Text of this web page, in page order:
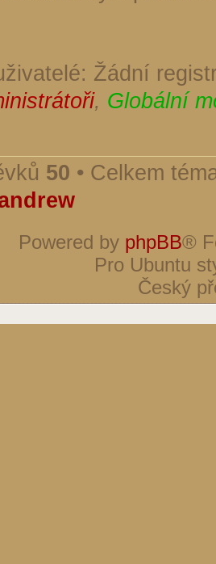
Žádní
, Globální
50 • Celkem
Powered by phpBB®
Pro Ubuntu
Český